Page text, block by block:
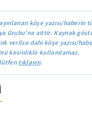
köşe yazısı/haberin
Grubu’na aittir. Kaynak
verilse dahi köşe yazısı/
kesinlikle kullanılamaz.
tıklayın.